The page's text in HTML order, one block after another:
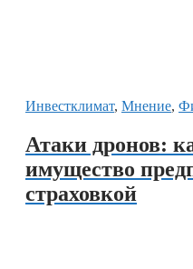
Инвестклимат, Мнение,
Атаки дронов:
имущество
страховкой